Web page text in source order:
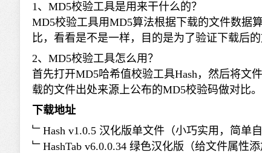
1、MD5校验工具是用来干什么的？
MD5校验工具用MD5算法根据下载的文件数据
比，看看是不是一样，目的是为了验证下载后
2、MD5校验工具怎么用？
首先打开MD5哈希值校验工具Hash，然后将文
载的文件出处来源上公布的MD5校验码做对比
下载地址
﹂Hash v1.0.5 汉化版单文件（小巧实用，简单
﹂HashTab v6.0.0.34 绿色汉化版（给文件属性